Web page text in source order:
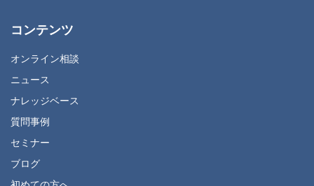
コンテンツ
オンライン相談
ニュース
ナレッジベース
質問事例
セミナー
ブログ